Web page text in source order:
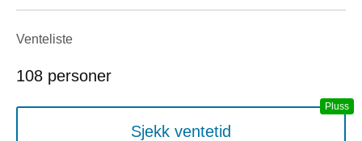
Venteliste
108 personer
Sjekk ventetid